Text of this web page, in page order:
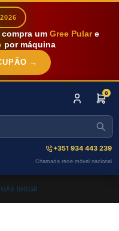
um Gree Pulare
por máquina
→
0
+351 934 443 239
Chamada rede móvel nacional
190GR